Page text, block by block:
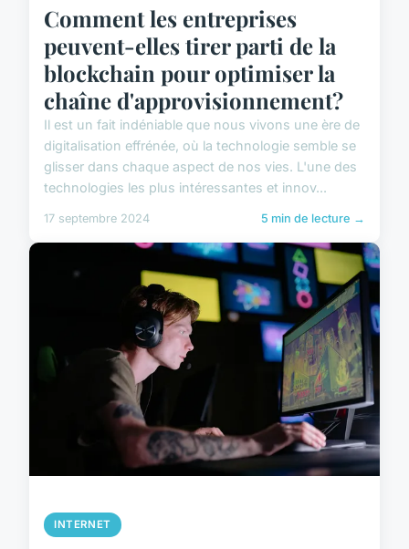
Comment les entreprises
peuvent-elles tirer parti de la
blockchain pour optimiser la
chaîne d'approvisionnement?
Il est un fait indéniable que nous vivons une ère de
digitalisation effrénée, où la technologie semble se
glisser dans chaque aspect de nos vies. L'une des
technologies les plus intéressantes et innov...
17 septembre 2024 5 min de lecture →
INTERNET